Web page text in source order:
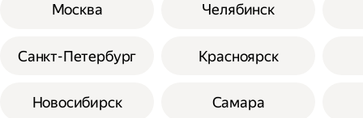
Москва
Санкт-Петербург
Новосибирск
Челябинск
Красноярск
Самара